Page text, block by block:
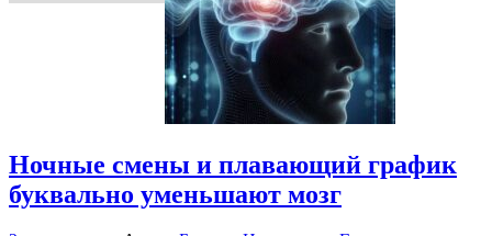
Ночные смены и плавающий график
буквально уменьшают мозг